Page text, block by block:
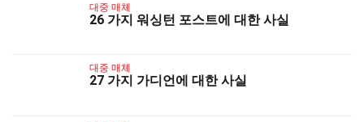
대중 매체
26 가지 워싱턴 포스트에 대한 사실
대중 매체
27 가지 가디언에 대한 사실